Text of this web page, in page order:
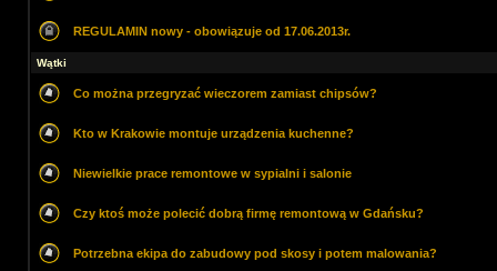
REGULAMIN nowy - obowiązuje od 17.06.2013r.
Wątki
Co można przegryzać wieczorem zamiast chipsów?
Kto w Krakowie montuje urządzenia kuchenne?
Niewielkie prace remontowe w sypialni i salonie
Czy ktoś może polecić dobrą firmę remontową w Gdańsku?
Potrzebna ekipa do zabudowy pod skosy i potem malowania?